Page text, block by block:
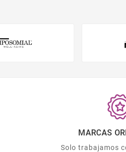
MARCAS
Solo trabajamos